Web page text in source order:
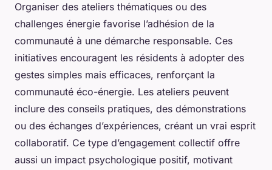
Organiser des ateliers thématiques ou des
challenges énergie favorise l’adhésion de la
communauté à une démarche responsable. Ces
initiatives encouragent les résidents à adopter des
gestes simples mais efficaces, renforçant la
communauté éco-énergie. Les ateliers peuvent
inclure des conseils pratiques, des démonstrations
ou des échanges d’expériences, créant un vrai esprit
collaboratif. Ce type d’engagement collectif offre
aussi un impact psychologique positif, motivant